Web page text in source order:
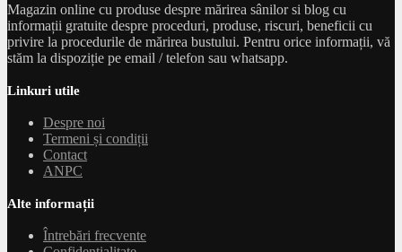
Magazin online cu produse despre mărirea sânilor si blog cu
informații gratuite despre proceduri, produse, riscuri, beneficii cu
privire la procedurile de mărirea bustului. Pentru orice informații, vă
stăm la dispoziție pe email / telefon sau whatsapp.
Linkuri utile
Despre noi
Termeni și condiții
Contact
ANPC
Alte informații
Întrebări frecvente